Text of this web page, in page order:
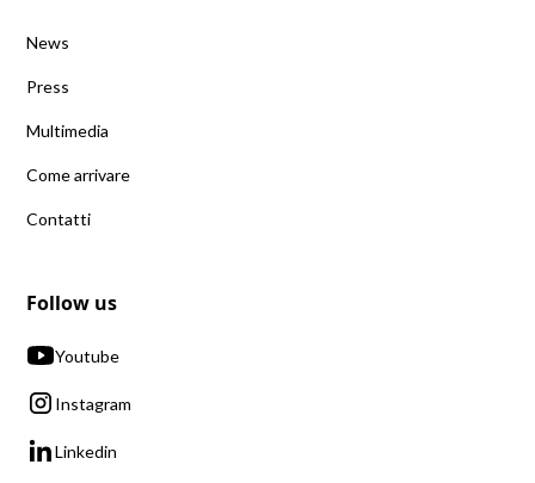
News
Press
Multimedia
Come arrivare
Contatti
Follow us
Youtube
Instagram
Linkedin